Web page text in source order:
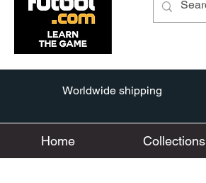
Worldwide shipping
Home Collections